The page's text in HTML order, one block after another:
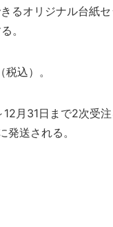
るオリジナル台紙
。
込）。
月31日まで2次受
発送される。